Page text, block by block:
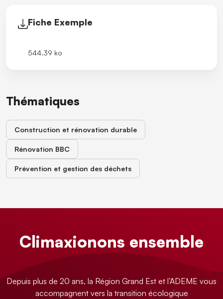
Fiche Exemple
544.39 ko
Thématiques
Construction et rénovation durable
Rénovation BBC
Prévention et gestion des déchets
Climaxionons ensemble
Depuis plus de 20 ans, la Région Grand Est et l’ADEME vous
accompagnent vers la transition écologique